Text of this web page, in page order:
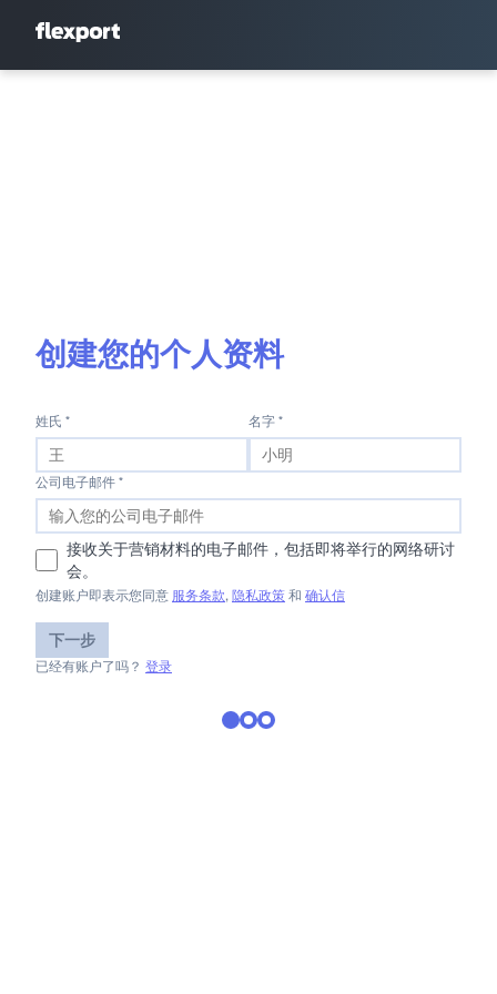
创建您的个人资料
姓氏 * 名字 *
公司电子邮件 *
接收关于营销材料的电子邮件，包括即将举行的网络研讨
会。
创建账户即表示您同意 服务条款, 隐私政策 和 确认信
下一步
已经有账户了吗？ 登录